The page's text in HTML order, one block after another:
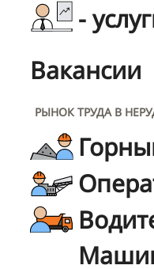
-
Вакансии
РЫНОК ТРУДА В